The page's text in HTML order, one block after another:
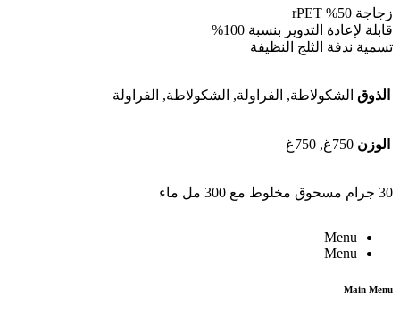
زجاجة 50% rPET
قابلة لإعادة التدوير بنسبة 100%
تسمية ندفة الثلج النظيفة
الذوق الشكولاطة, الفراولة, الشكولاطة, الفراولة
الوزن 750غ, 750غ
30 جرام مسحوق مخلوط مع 300 مل ماء
Menu
Menu
Main Menu